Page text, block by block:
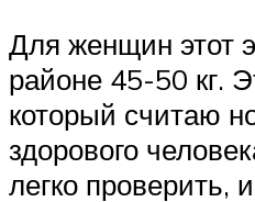
Для женщин этот
районе 45-50 кг.
который считаю
здорового
легко проверить,